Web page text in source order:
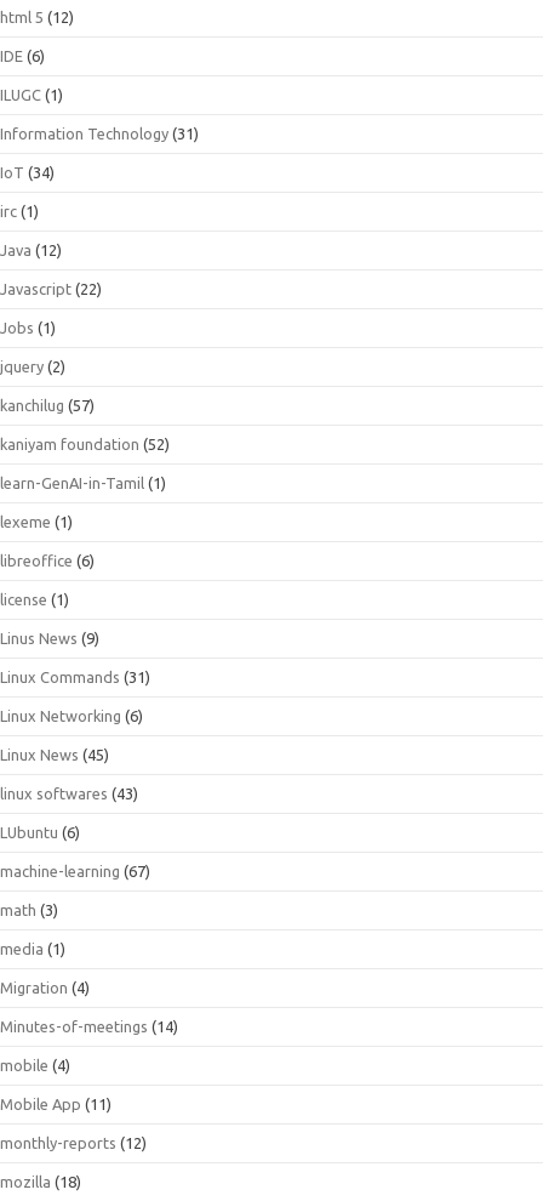
html 5 (12)
IDE (6)
ILUGC (1)
Information Technology (31)
IoT (34)
irc (1)
Java (12)
Javascript (22)
Jobs (1)
jquery (2)
kanchilug (57)
kaniyam foundation (52)
learn-GenAI-in-Tamil (1)
lexeme (1)
libreoffice (6)
license (1)
Linus News (9)
Linux Commands (31)
Linux Networking (6)
Linux News (45)
linux softwares (43)
LUbuntu (6)
machine-learning (67)
math (3)
media (1)
Migration (4)
Minutes-of-meetings (14)
mobile (4)
Mobile App (11)
monthly-reports (12)
mozilla (18)